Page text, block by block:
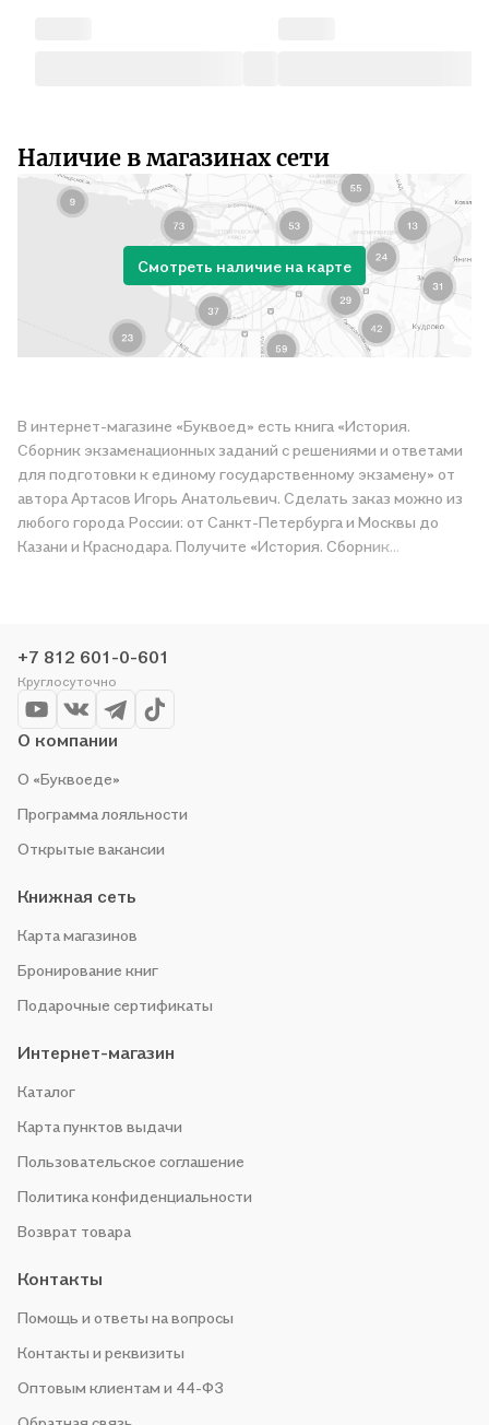
Наличие в магазинах сети
Смотреть наличие на карте
В интернет-магазине «Буквоед» есть книга «История.
Сборник экзаменационных заданий с решениями и ответами
для подготовки к единому государственному экзамену» от
автора Артасов Игорь Анатольевич. Сделать заказ можно из
любого города России: от Санкт-Петербурга и Москвы до
Казани и Краснодара. Получите «История. Сборник
понравившуюся историю по приятной цене. Например,
организуем конкурсы и проводим акции. Оставайтесь с нами,
чтобы не упустить выгоду!
+7 812 601-0-601
Круглосуточно
О компании
О «Буквоеде»
Программа лояльности
Открытые вакансии
Книжная сеть
Карта магазинов
Бронирование книг
Подарочные сертификаты
Интернет-магазин
Каталог
Карта пунктов выдачи
Пользовательское соглашение
Политика конфиденциальности
Возврат товара
Контакты
Помощь и ответы на вопросы
Контакты и реквизиты
Оптовым клиентам и 44-ФЗ